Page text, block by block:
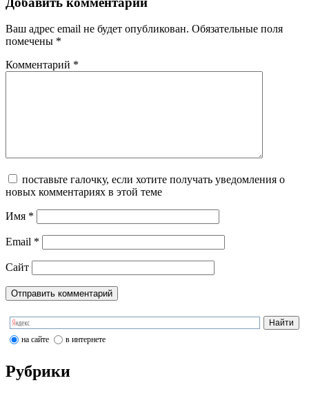
Ваш адрес email не будет опубликован. Обязательные поля
помечены *
Комментарий *
поставьте галочку, если хотите получать уведомления о
новых комментариях в этой теме
Имя *
Email *
Сайт
на сайте в интернете
Рубрики